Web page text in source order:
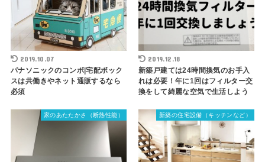
2019.10.07
パナソニックのコンボ|宅配ボック
スは共働きやネット通販するなら
必須
2019.12.18
新築戸建ては24時間換気のお手入
れは必要！年に1回はフィルター交
換をして綺麗な空気で生活しよう
家のあたたかさ（断熱性能） 新築の住宅設備（キッチンなど）